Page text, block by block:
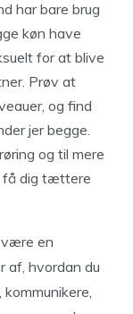
har bare brug
køn have
for at blive
Prøv at
og find
jer begge.
og til mere
få dig tættere
en
af, hvordan du